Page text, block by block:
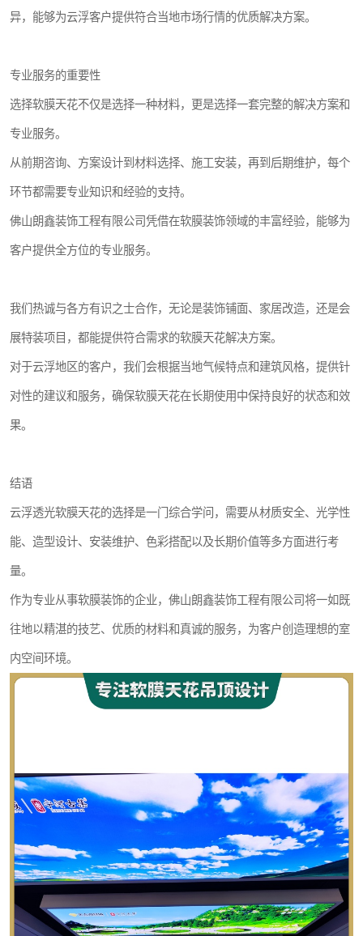
异，能够为云浮客户提供符合当地市场行情的优质解决方案。
专业服务的重要性
选择软膜天花不仅是选择一种材料，更是选择一套完整的解决方案和
专业服务。
从前期咨询、方案设计到材料选择、施工安装，再到后期维护，每个
环节都需要专业知识和经验的支持。
佛山朗鑫装饰工程有限公司凭借在软膜装饰领域的丰富经验，能够为
客户提供全方位的专业服务。
我们热诚与各方有识之士合作，无论是装饰铺面、家居改造，还是会
展特装项目，都能提供符合需求的软膜天花解决方案。
对于云浮地区的客户，我们会根据当地气候特点和建筑风格，提供针
对性的建议和服务，确保软膜天花在长期使用中保持良好的状态和效
果。
结语
云浮透光软膜天花的选择是一门综合学问，需要从材质安全、光学性
能、造型设计、安装维护、色彩搭配以及长期价值等多方面进行考
量。
作为专业从事软膜装饰的企业，佛山朗鑫装饰工程有限公司将一如既
往地以精湛的技艺、优质的材料和真诚的服务，为客户创造理想的室
内空间环境。